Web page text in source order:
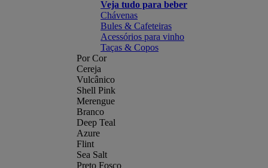
Veja tudo para beber
Chávenas
Bules & Cafeteiras
Acessórios para vinho
Taças & Copos
Por Cor
Cereja
Vulcânico
Shell Pink
Merengue
Branco
Deep Teal
Azure
Flint
Sea Salt
Preto Fosco